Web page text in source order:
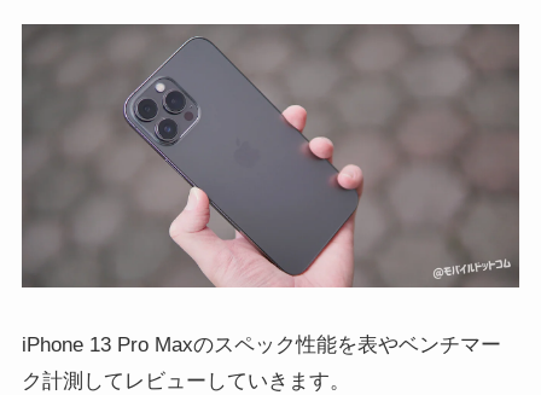
iPhone 13 Pro Maxのスペック性能を表やベンチマー
ク計測してレビューしていきます。